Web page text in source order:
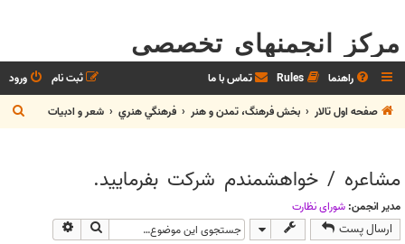
مرکز انجمنهای تخصصی
راهنما Rules تماس با ما ورود
ثبت نام
صفحه اول تالار
بخش فرهنگ، تمدن و هنر فرهنگي هنري شعر و ادبيات
ج
س
مشاعره / خواهشمندم شرکت بفرماييد.
مدیر انجمن: شوراي نظارت
ارسال پست جستجو